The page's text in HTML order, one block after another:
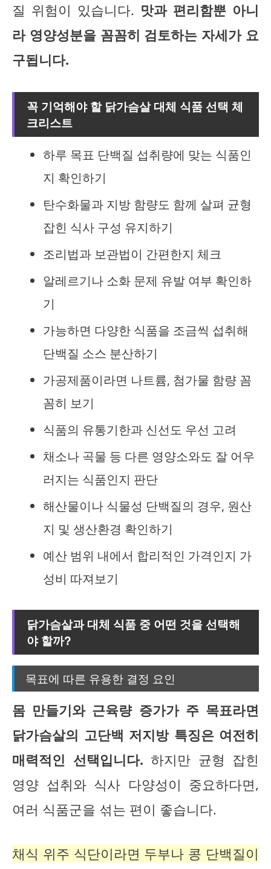
질 위험이 있습니다. 맛과 편리함뿐 아니
라 영양성분을 꼼꼼히 검토하는 자세가 요
구됩니다.
꼭 기억해야 할 닭가슴살 대체 식품 선택 체
크리스트
하루 목표 단백질 섭취량에 맞는 식품인
지 확인하기
탄수화물과 지방 함량도 함께 살펴 균형
잡힌 식사 구성 유지하기
조리법과 보관법이 간편한지 체크
알레르기나 소화 문제 유발 여부 확인하
기
가능하면 다양한 식품을 조금씩 섭취해
단백질 소스 분산하기
가공제품이라면 나트륨, 첨가물 함량 꼼
꼼히 보기
식품의 유통기한과 신선도 우선 고려
채소나 곡물 등 다른 영양소와도 잘 어우
러지는 식품인지 판단
해산물이나 식물성 단백질의 경우, 원산
지 및 생산환경 확인하기
예산 범위 내에서 합리적인 가격인지 가
성비 따져보기
닭가슴살과 대체 식품 중 어떤 것을 선택해
야 할까?
목표에 따른 유용한 결정 요인
몸 만들기와 근육량 증가가 주 목표라면
닭가슴살의 고단백 저지방 특징은 여전히
매력적인 선택입니다. 하지만 균형 잡힌
영양 섭취와 식사 다양성이 중요하다면,
여러 식품군을 섞는 편이 좋습니다.
채식 위주 식단이라면 두부나 콩 단백질이